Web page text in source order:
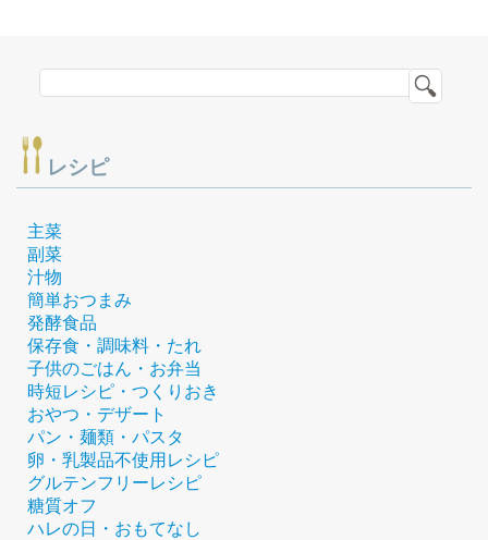
レシピ
主菜
副菜
汁物
簡単おつまみ
発酵食品
保存食・調味料・たれ
子供のごはん・お弁当
時短レシピ・つくりおき
おやつ・デザート
パン・麺類・パスタ
卵・乳製品不使用レシピ
グルテンフリーレシピ
糖質オフ
ハレの日・おもてなし